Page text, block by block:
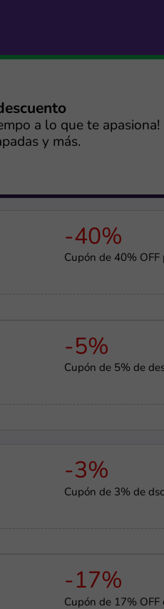
a lo que te
y más.
-40%
Cupón de 40% OFF
-5%
Cupón de 5% de
-3%
Cupón de 3% de
-17%
Cupón de 17%